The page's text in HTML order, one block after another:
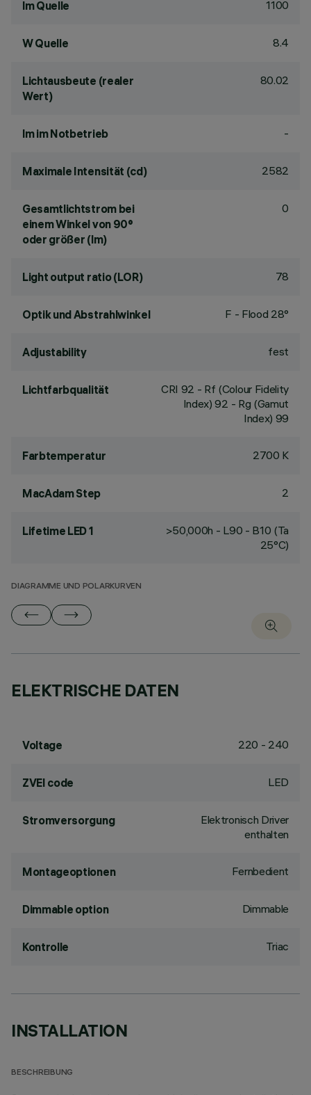
lm Quelle 1100
W Quelle 8.4
Lichtausbeute (realer
Wert)
80.02
lm im Notbetrieb -
Maximale Intensität (cd) 2582
Gesamtlichtstrom bei
einem Winkel von 90°
oder größer (lm)
0
Light output ratio (LOR) 78
Optik und Abstrahlwinkel F - Flood 28°
Adjustability fest
Lichtfarbqualität CRI 92 - Rf (Colour Fidelity
Index) 92 - Rg (Gamut
Index) 99
Farbtemperatur 2700 K
MacAdam Step 2
Lifetime LED 1
>50,000h - L90 - B10 (Ta
25°C)
DIAGRAMME UND POLARKURVEN
ELEKTRISCHE DATEN
Voltage 220 - 240
ZVEI code LED
Stromversorgung
Elektronisch Driver
enthalten
Montageoptionen Fernbedient
Dimmable option Dimmable
Kontrolle Triac
INSTALLATION
BESCHREIBUNG